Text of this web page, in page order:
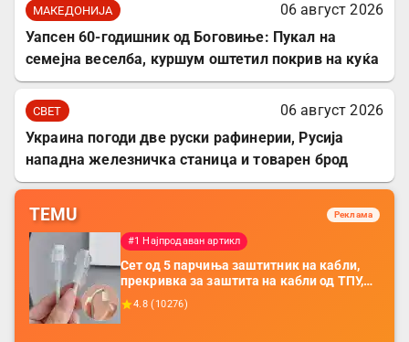
МАКЕДОНИЈА
06 август 2026
Уапсен 60-годишник од Боговиње: Пукал на
семејна веселба, куршум оштетил покрив на куќа
СВЕТ
06 август 2026
Украина погоди две руски рафинерии, Русија
нападна железничка станица и товарен брод
TEMU Реклама
#1 Најпродаван артикл
Сет од 5 парчиња заштитник на кабли,
прекривка за заштита на кабли од ТПУ,
додатоци за заштита на кабли, без
батерија, за мобилни телефони, комплет
4.8 ( 10276)